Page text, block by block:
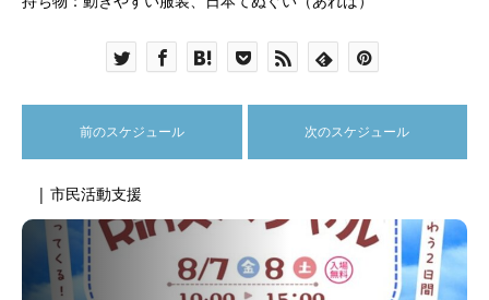
前のスケジュール 次のスケジュール
| 市民活動支援